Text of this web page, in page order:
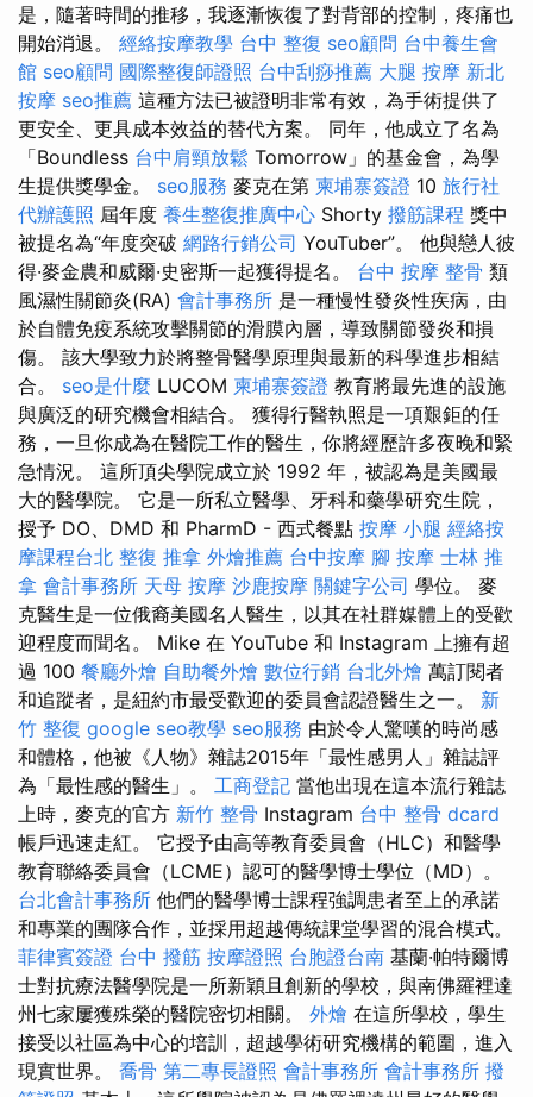
是，隨著時間的推移，我逐漸恢復了對背部的控制，疼痛也
開始消退。 經絡按摩教學 台中 整復 seo顧問 台中養生會
館 seo顧問 國際整復師證照 台中刮痧推薦 大腿 按摩 新北
按摩 seo推薦 這種方法已被證明非常有效，為手術提供了
更安全、更具成本效益的替代方案。 同年，他成立了名為
「Boundless 台中肩頸放鬆 Tomorrow」的基金會，為學
生提供獎學金。 seo服務 麥克在第 柬埔寨簽證 10 旅行社
代辦護照 屆年度 養生整復推廣中心 Shorty 撥筋課程 獎中
被提名為“年度突破 網路行銷公司 YouTuber”。 他與戀人彼
得·麥金農和威爾·史密斯一起獲得提名。 台中 按摩 整骨 類
風濕性關節炎(RA) 會計事務所 是一種慢性發炎性疾病，由
於自體免疫系統攻擊關節的滑膜內層，導致關節發炎和損
傷。 該大學致力於將整骨醫學原理與最新的科學進步相結
合。 seo是什麼 LUCOM 柬埔寨簽證 教育將最先進的設施
與廣泛的研究機會相結合。 獲得行醫執照是一項艱鉅的任
務，一旦你成為在醫院工作的醫生，你將經歷許多夜晚和緊
急情況。 這所頂尖學院成立於 1992 年，被認為是美國最
大的醫學院。 它是一所私立醫學、牙科和藥學研究生院，
授予 DO、DMD 和 PharmD - 西式餐點 按摩 小腿 經絡按
摩課程台北 整復 推拿 外燴推薦 台中按摩 腳 按摩 士林 推
拿 會計事務所 天母 按摩 沙鹿按摩 關鍵字公司 學位。 麥
克醫生是一位俄裔美國名人醫生，以其在社群媒體上的受歡
迎程度而聞名。 Mike 在 YouTube 和 Instagram 上擁有超
過 100 餐廳外燴 自助餐外燴 數位行銷 台北外燴 萬訂閱者
和追蹤者，是紐約市最受歡迎的委員會認證醫生之一。 新
竹 整復 google seo教學 seo服務 由於令人驚嘆的時尚感
和體格，他被《人物》雜誌2015年「最性感男人」雜誌評
為「最性感的醫生」。 工商登記 當他出現在這本流行雜誌
上時，麥克的官方 新竹 整骨 Instagram 台中 整骨 dcard
帳戶迅速走紅。 它授予由高等教育委員會（HLC）和醫學
教育聯絡委員會（LCME）認可的醫學博士學位（MD）。
台北會計事務所 他們的醫學博士課程強調患者至上的承諾
和專業的團隊合作，並採用超越傳統課堂學習的混合模式。
菲律賓簽證 台中 撥筋 按摩證照 台胞證台南 基蘭·帕特爾博
士對抗療法醫學院是一所新穎且創新的學校，與南佛羅裡達
州七家屢獲殊榮的醫院密切相關。 外燴 在這所學校，學生
接受以社區為中心的培訓，超越學術研究機構的範圍，進入
現實世界。 喬骨 第二專長證照 會計事務所 會計事務所 撥